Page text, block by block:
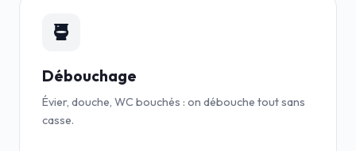
Débouchage
Évier, douche, WC bouchés : on débouche tout sans
casse.